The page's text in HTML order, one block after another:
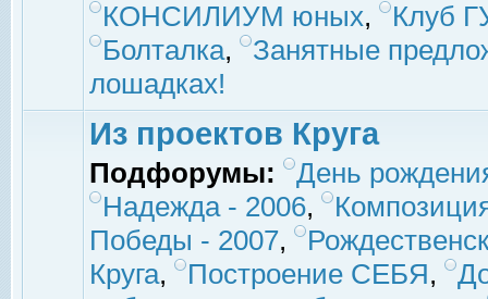
КОНСИЛИУМ юных,
Клуб
Болталка,
Занятные
лошадках!
Из проектов Круга
Подфорумы:
День
Надежда - 2006,
Победы - 2007,
Круга, Построение СЕБЯ,